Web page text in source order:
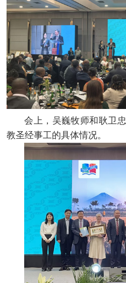
会上，吴巍牧师和耿卫
教圣经事工的具体情况。